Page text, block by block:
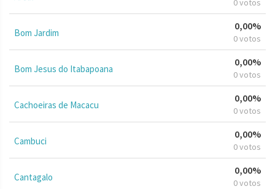
Bom Jardim
0,00%
0 votos
Bom Jesus do Itabapoana
0,00%
0 votos
Cachoeiras de Macacu
0,00%
0 votos
Cambuci
0,00%
0 votos
Cantagalo
0,00%
0 votos